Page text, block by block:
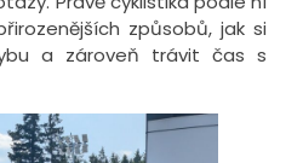
způsobů, jak si
a zároveň trávit čas s